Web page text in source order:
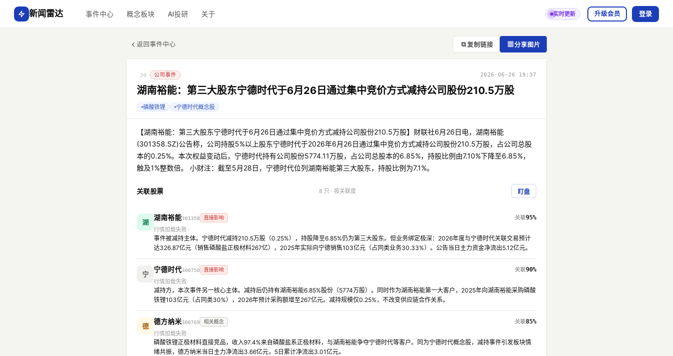
新闻雷达 事件中心 概念板块 AI投研 关于 实时更新 升级会员 登录
返回事件中心 ⧉ 复制链接 ▦分享图片
30 公司事件 2026-06-26 19:37
湖南裕能：第三大股东宁德时代于6月26日通过集中竞价方式减持公司股份210.5万股
磷酸铁锂 宁德时代概念股
【湖南裕能：第三大股东宁德时代于6月26日通过集中竞价方式减持公司股份210.5万股】财联社6月26日电，湖南裕能
(301358.SZ)公告称，公司持股5%以上股东宁德时代于2026年6月26日通过集中竞价方式减持公司股份210.5万股，占公司总股
本的0.25%。本次权益变动后，宁德时代持有公司股份5774.11万股，占公司总股本的6.85%，持股比例由7.10%下降至6.85%，
触及1%整数倍。 小财注：截至5月28日，宁德时代位列湖南裕能第三大股东，持股比例为7.1%。
关联股票 8 只 · 按关联度 盯盘
湖
湖南裕能301358 直接影响
95%
行情加载失败
事件被减持主体。宁德时代减持210.5万股（0.25%），持股降至6.85%仍为第三大股东。但业务绑定极深：2026年度与宁德时代关联交易预计
达326.87亿元（销售磷酸盐正极材料267亿），2025年实际向宁德销售103亿元（占同类业务30.33%）。公告当日主力资金净流出5.12亿元。
宁
宁德时代300750 直接影响
90%
行情加载失败
减持方，本次事件另一核心主体。减持后仍持有湖南裕能6.85%股份（5774万股）。同时作为湖南裕能第一大客户，2025年向湖南裕能采购磷酸
铁锂103亿元（占同类30%），2026年预计采购额增至267亿元。减持规模仅0.25%，不改变供应链合作关系。
德
德方纳米300769 相关概念
85%
行情加载失败
磷酸铁锂正极材料直接竞品，收入97.4%来自磷酸盐系正极材料，与湖南裕能争夺宁德时代等客户。同为宁德时代概念股，减持事件引发板块情
绪共振，德方纳米当日主力净流出3.66亿元，5日累计净流出3.01亿元。